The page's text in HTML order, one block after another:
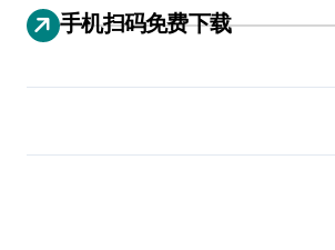
手机扫码免费下载